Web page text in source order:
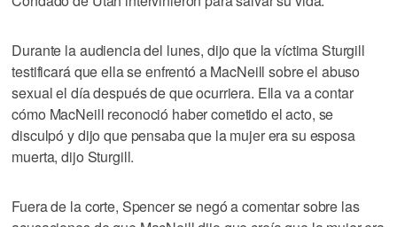
Durante la audiencia del lunes, dijo que la víctima Sturgill
testificará que ella se enfrentó a MacNeill sobre el abuso
sexual el día después de que ocurriera. Ella va a contar
cómo MacNeill reconoció haber cometido el acto, se
disculpó y dijo que pensaba que la mujer era su esposa
muerta, dijo Sturgill.
Fuera de la corte, Spencer se negó a comentar sobre las